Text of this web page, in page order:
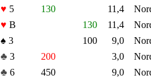
♥ 5 130 11,4
♥ B 130 11,4
♠ 3 100 9,0
♣ 3 200 3,0
♣ 6 450 9,0